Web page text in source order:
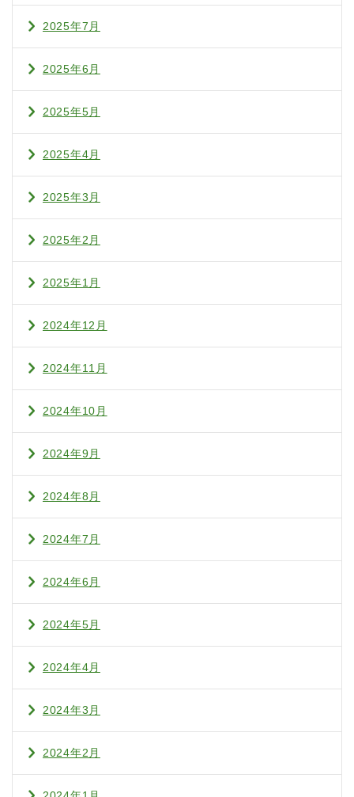
2025年7月
2025年6月
2025年5月
2025年4月
2025年3月
2025年2月
2025年1月
2024年12月
2024年11月
2024年10月
2024年9月
2024年8月
2024年7月
2024年6月
2024年5月
2024年4月
2024年3月
2024年2月